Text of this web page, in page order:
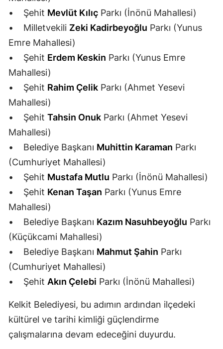
Yozgat
Aksaray
Kırıkkale
Bartın
Iğdır
Kilis
Osmaniye
Düzce
• Şehit Mevlüt Kılıç Parkı (İnönü Mahallesi)
• Milletvekili Zeki Kadirbeyoğlu Parkı (Yunus
Emre Mahallesi)
• Şehit Erdem Keskin Parkı (Yunus Emre
Mahallesi)
• Şehit Rahim Çelik Parkı (Ahmet Yesevi
Mahallesi)
• Şehit Tahsin Onuk Parkı (Ahmet Yesevi
Mahallesi)
• Belediye Başkanı Muhittin Karaman Parkı
(Cumhuriyet Mahallesi)
• Şehit Mustafa Mutlu Parkı (İnönü Mahallesi)
• Şehit Kenan Taşan Parkı (Yunus Emre
Mahallesi)
• Belediye Başkanı Kazım Nasuhbeyoğlu Parkı
(Küçükcami Mahallesi)
• Belediye Başkanı Mahmut Şahin Parkı
(Cumhuriyet Mahallesi)
• Şehit Akın Çelebi Parkı (İnönü Mahallesi)
Kelkit Belediyesi, bu adımın ardından ilçedeki
kültürel ve tarihi kimliği güçlendirme
çalışmalarına devam edeceğini duyurdu.